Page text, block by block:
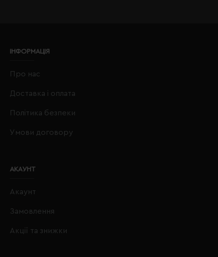
ІНФОРМАЦІЯ
Про нас
Доставка і оплата
Політика безпеки
Умови договору
АКАУНТ
Акаунт
Замовлення
Акції та знижки